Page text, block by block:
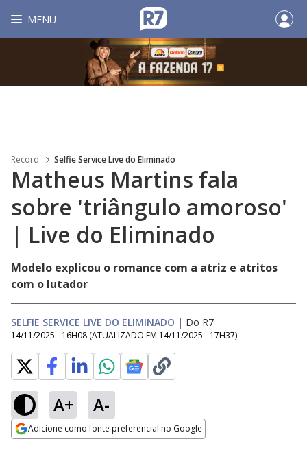
MENU
Record Selfie Service Live do Eliminado
Matheus Martins fala
sobre 'triângulo amoroso'
| Live do Eliminado
Modelo explicou o romance com a atriz e atritos
com o lutador
SELFIE SERVICE LIVE DO ELIMINADO | Do R7
14/11/2025 - 16H08 (ATUALIZADO EM 14/11/2025 - 17H37)
A+ A-
Adicione como fonte preferencial no Google
Ativar
83.68%